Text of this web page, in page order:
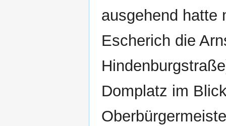
ausgehend hatte
Escherich die
Domplatz im